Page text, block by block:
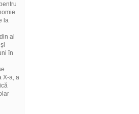
la
al
în
X-a, a